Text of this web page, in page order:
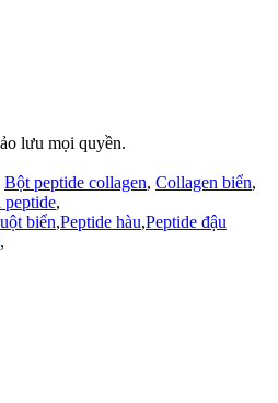
lưu mọi quyền.
Bột peptide collagen, Collagen biển,
peptide,
biển,Peptide hàu,Peptide đậu
,